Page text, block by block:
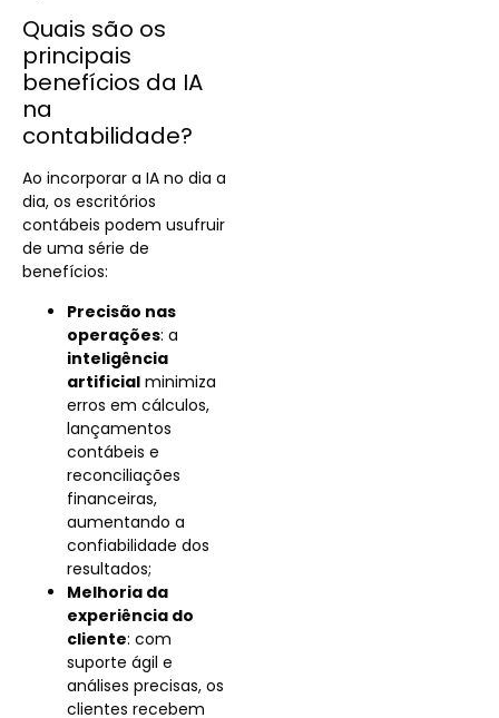
Quais são os
principais
benefícios da IA
na
contabilidade?
Ao incorporar a IA no dia a
dia, os escritórios
contábeis podem usufruir
de uma série de
benefícios:
Precisão nas
operações: a
inteligência
artificial minimiza
erros em cálculos,
lançamentos
contábeis e
reconciliações
financeiras,
aumentando a
confiabilidade dos
resultados;
Melhoria da
experiência do
cliente: com
suporte ágil e
análises precisas, os
clientes recebem